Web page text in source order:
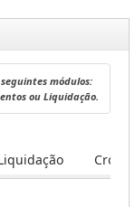
módulos:
ou Liquidação.